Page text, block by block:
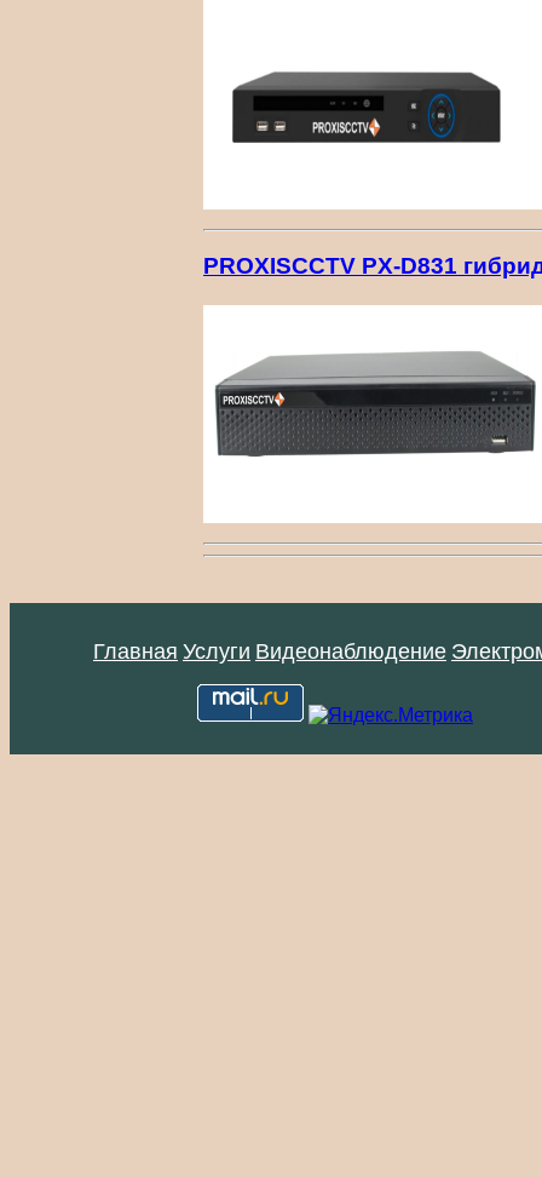
PROXISCCTV PX-D831
Главная Услуги Видеонаблюдение